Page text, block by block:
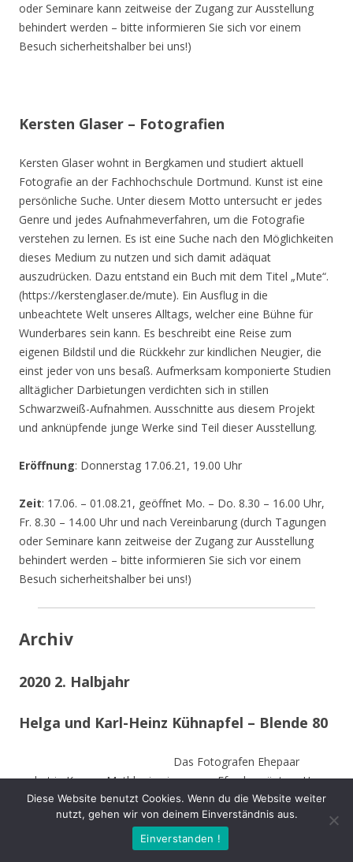
oder Seminare kann zeitweise der Zugang zur Ausstellung
behindert werden – bitte informieren Sie sich vor einem
Besuch sicherheitshalber bei uns!)
Kersten Glaser – Fotografien
Kersten Glaser wohnt in Bergkamen und studiert aktuell
Fotografie an der Fachhochschule Dortmund. Kunst ist eine
persönliche Suche. Unter diesem Motto untersucht er jedes
Genre und jedes Aufnahmeverfahren, um die Fotografie
verstehen zu lernen. Es ist eine Suche nach den Möglichkeiten
dieses Medium zu nutzen und sich damit adäquat
auszudrücken. Dazu entstand ein Buch mit dem Titel „Mute“.
(https://kerstenglaser.de/mute). Ein Ausflug in die
unbeachtete Welt unseres Alltags, welcher eine Bühne für
Wunderbares sein kann. Es beschreibt eine Reise zum
eigenen Bildstil und die Rückkehr zur kindlichen Neugier, die
einst jeder von uns besaß. Aufmerksam komponierte Studien
alltäglicher Darbietungen verdichten sich in stillen
Schwarzweiß-Aufnahmen. Ausschnitte aus diesem Projekt
und anknüpfende junge Werke sind Teil dieser Ausstellung.
Eröffnung: Donnerstag 17.06.21, 19.00 Uhr
Zeit: 17.06. – 01.08.21, geöffnet Mo. – Do. 8.30 – 16.00 Uhr,
Fr. 8.30 – 14.00 Uhr und nach Vereinbarung (durch Tagungen
oder Seminare kann zeitweise der Zugang zur Ausstellung
behindert werden – bitte informieren Sie sich vor einem
Besuch sicherheitshalber bei uns!)
Archiv
2020 2. Halbjahr
Helga und Karl-Heinz Kühnapfel – Blende 80
Das Fotografen Ehepaar
wohnt in Kamen-Methler in einem von Efeu begrüntem Haus
umgeben von einem naturnahen Garten mit Teich, kleinen
naturnahen Wiesen, Obstbäumen und weiteren hohen
Bäumen. Die Stämme der von Stürmen gefällten Bäume sind
Diese Website benutzt Cookies. Wenn du die Website weiter
nutzt, gehen wir von deinem Einverständnis aus.
Einverstanden !